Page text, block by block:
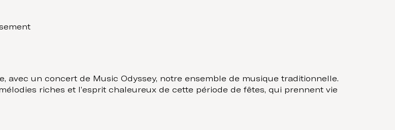
avec un concert de Music Odyssey, notre ensemble de musique traditionnelle.
riches et l’esprit chaleureux de cette période de fêtes, qui prennent vie